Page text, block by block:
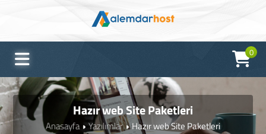
0
Hazır web Site Paketleri
Anasayfa Yazılımlar Hazır web Site Paketleri